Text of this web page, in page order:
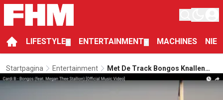
LIFESTYLE ENTERTAINMENT MACHINES
Startpagina Entertainment
Met De Track Bongos Knallen
Cardi B En Megan Thee Stallion
Door Je Scherm Heen